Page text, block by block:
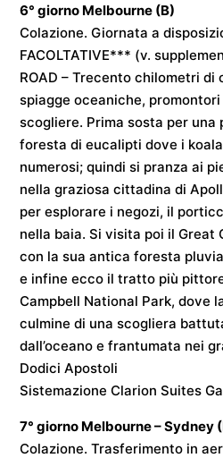
6° giorno Melbourne (B)
Colazione. Giornata a
FACOLTATIVE*** (v.
ROAD – Trecento chilometri
spiagge oceaniche,
scogliere. Prima sosta per una
foresta di eucalipti dove i
numerosi; quindi si pranza ai
nella graziosa cittadina di
per esplorare i negozi, il
nella baia. Si visita poi il Great
con la sua antica foresta
e infine ecco il tratto più
Campbell National Park, dove
culmine di una scogliera
dall’oceano e frantumata nei
Dodici Apostoli
SistemazioneClarion Suites
7° giorno Melbourne – Sydney
Colazione. Trasferimento in